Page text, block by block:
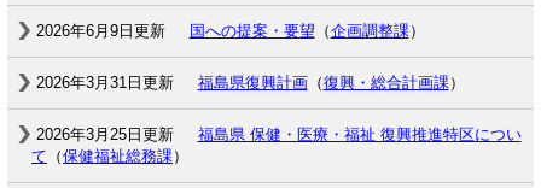
2026年6月9日更新 国への提案・要望 （企画調整課）
2026年3月31日更新 福島県復興計画（復興・総合計画課）
2026年3月25日更新
福島県 保健・医療・福祉 復興推進特区につい
て （保健福祉総務課）